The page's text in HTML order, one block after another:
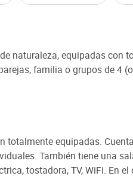
naturaleza, equipadas con
familia o grupos de 4
totalmente equipadas.
También tiene una
tostadora, TV, WiFi. En